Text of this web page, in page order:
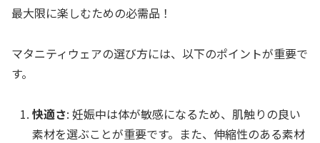
最大限に楽しむための必需品！
マタニティウェアの選び方には、以下のポイントが重要で
す。
快適さ: 妊娠中は体が敏感になるため、肌触りの良い
素材を選ぶことが重要です。また、伸縮性のある素材